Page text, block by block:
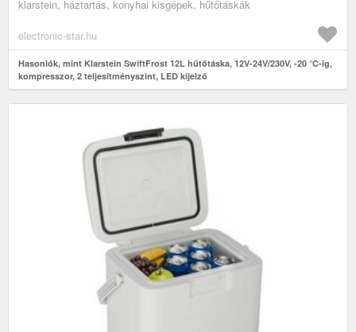
klarstein, háztartás, konyhai kisgépek, hűtőtáskák
electronic-star.hu
Hasonlók, mint Klarstein SwiftFrost 12L hűtőtáska, 12V-24V/230V, -20 °C-ig,
kompresszor, 2 teljesítményszint, LED kijelző